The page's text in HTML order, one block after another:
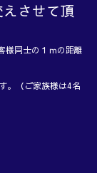
させて頂
様同士の１ｍの距離
。（ご家族様は4名